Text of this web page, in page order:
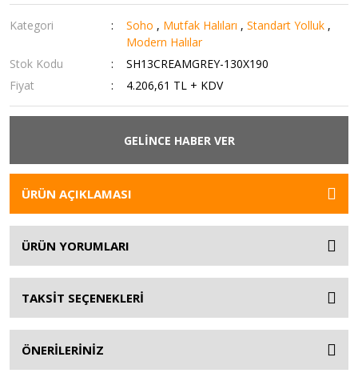
Kategori Soho , Mutfak Halıları ,Standart Yolluk ,
Modern Halılar
Stok Kodu
SH13CREAMGREY-130X190
Fiyat
4.206,61 TL + KDV
GELİNCE HABER VER
ÜRÜN AÇIKLAMASI
ÜRÜN YORUMLARI
TAKSİT SEÇENEKLERİ
ÖNERİLERİNİZ